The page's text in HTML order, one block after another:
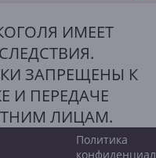
ИМЕЕТ
ЗАПРЕЩЕНЫ К
И ПЕРЕДАЧЕ
ЛИЦАМ.
Политика